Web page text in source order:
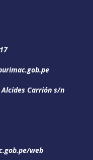
Carrión s/n
web